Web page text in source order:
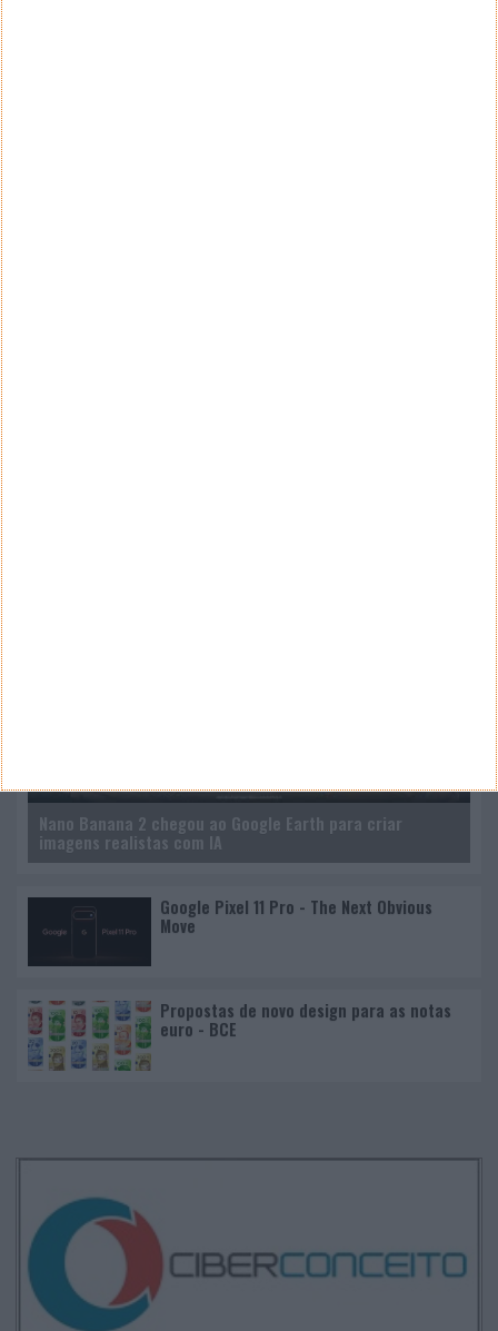
Nano Banana 2 chegou ao Google Earth para criar
imagens realistas com IA
Google Pixel 11 Pro - The Next Obvious
Move
Propostas de novo design para as notas
euro - BCE